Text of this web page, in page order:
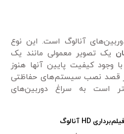
آنالوگ است. این نوع
یک تصویر معمولی مانند یک
وجود کیفیت پایین آنها هنوز
قصد نصب سیستم‌های حفاظتی
است به سراغ دوربین‌های
HD آنالوگ